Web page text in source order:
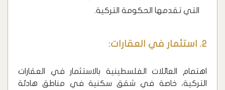
التي تقدمها الحكومة التركية.
2. استثمار في العقارات:
اهتمام العائلات الفلسطينية بالاستثمار في العقارات
التركية، خاصة في شقق سكنية في مناطق هادئة